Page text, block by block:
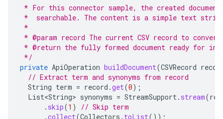
* For this connector sample, the created
*  searchable. The content is a simple text
*
* @param record The current CSV record to convert
* @return the fully formed document ready for
*/
private ApiOperation buildDocument(CSVRecord
// Extract term and synonyms from record
String term = record .get(0);
List<String> synonyms = StreamSupport. stream(
. skip(1 )
// Skip term
.collect(Collectors . toList());